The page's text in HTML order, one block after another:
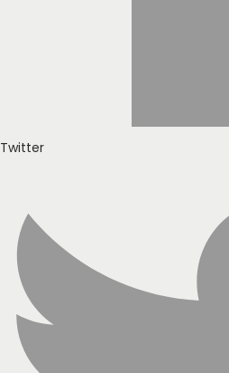
Twitter